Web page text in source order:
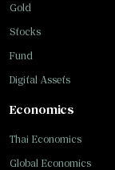
Gold
Stocks
Fund
Digital Assets
Economics
Thai Economics
Global Economics